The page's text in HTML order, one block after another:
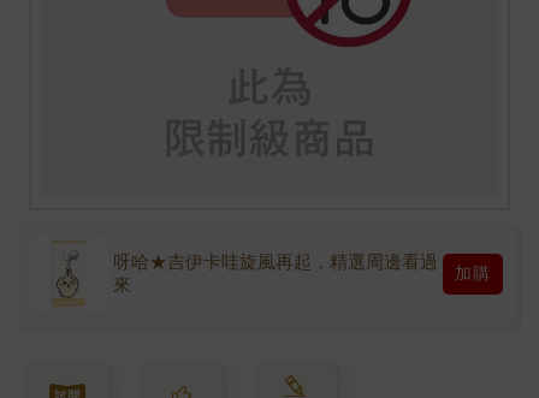
呀哈★吉伊卡哇旋風再起，精選周邊看過
來
加購